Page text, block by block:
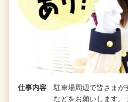
仕事内容
駐車場周辺で皆さまが
などをお願いします。